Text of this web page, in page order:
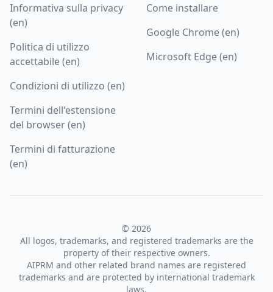
Informativa sulla privacy
(en)
Politica di utilizzo
accettabile (en)
Condizioni di utilizzo (en)
Termini dell'estensione
del browser (en)
Termini di fatturazione
(en)
Come installare
Google Chrome (en)
Microsoft Edge (en)
© 2026
All logos, trademarks, and registered trademarks are the
property of their respective owners.
AIPRM and other related brand names are registered
trademarks and are protected by international trademark
laws.